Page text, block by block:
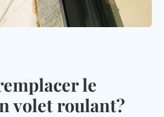
le
volet roulant?